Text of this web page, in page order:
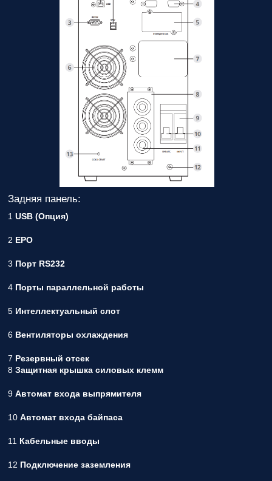
Задняя панель:
1 USB (Опция)
2 EPO
3 Порт RS232
4 Порты параллельной работы
5 Интеллектуальный слот
6 Вентиляторы охлаждения
7 Резервный отсек
8 Защитная крышка силовых клемм
9 Автомат входа выпрямителя
10 Автомат входа байпаса
11 Кабельные вводы
12 Подключение заземления